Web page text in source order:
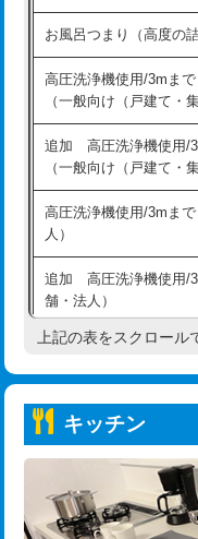
交換・取付(混合水栓（
式・ワンホール）)
交換・取付(排水栓・排
（P/S/ポップアップ）
交換・取付（その他部
持込商品取付（単水栓
持込商品取付（混合水栓
持込商品取付（浄水器
持込商品取付（温水洗
持込商品取付（普通便
給水管工事※（ホール加
給水管工事※（バンド止
給水管工事※（支持金
お風呂つまり（高度の詰
高圧洗浄機使用/3mまで
（一般向け（戸建て・
追加 高圧洗浄機使用/
（一般向け（戸建て・
高圧洗浄機使用/3mま
人）
追加 高圧洗浄機使用/
舗・法人）
高度高圧洗浄換
トーラー機使用/3mまで
追加トーラー機使用/3m
カメラ調査
上記の表をスクロール
キッチン